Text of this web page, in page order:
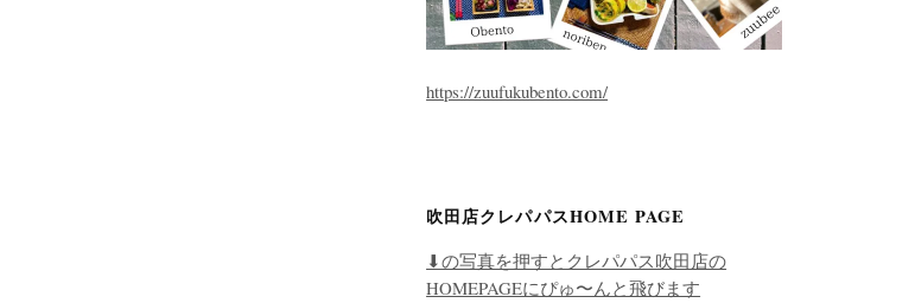
https://zuufukubento.com/
吹田店クレパパスHOME PAGE
⬇︎の写真を押すとクレパパス吹田店の
HOMEPAGEにぴゅ〜んと飛びます